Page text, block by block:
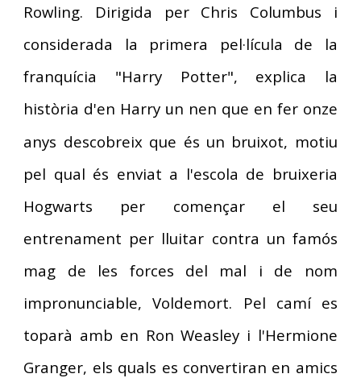
Rowling. Dirigida per Chris Columbus i
considerada la primera pel·lícula de la
franquícia "Harry Potter", explica la
història d'en Harry un nen que en fer onze
anys descobreix que és un bruixot, motiu
pel qual és enviat a l'escola de bruixeria
Hogwarts per començar el seu
entrenament per lluitar contra un famós
mag de les forces del mal i de nom
impronunciable, Voldemort. Pel camí es
toparà amb en Ron Weasley i l'Hermione
Granger, els quals es convertiran en amics